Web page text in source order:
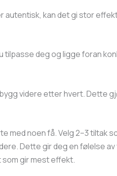
autentisk, kan det gi stor
tilpasse deg og ligge foran
videre etter hvert. Dette
med noen få. Velg 2–3 tiltak
Dette gir deg en følelse
gir mest effekt.